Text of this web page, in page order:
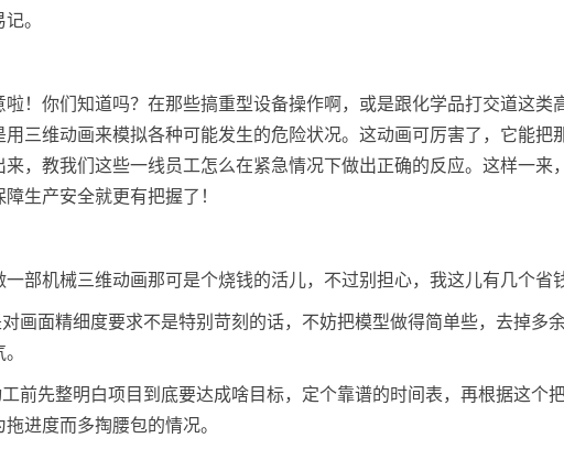
。
啦！你们知道吗？在那些搞重型设备操作啊，或是跟化学品打交道这类
三维动画来模拟各种可能发生的危险状况。这动画可厉害了，它能把
，教我们这些一线员工怎么在紧急情况下做出正确的反应。这样一来
生产安全就更有把握了！
部机械三维动画那可是个烧钱的活儿，不过别担心，我这儿有几个省
画面精细度要求不是特别苛刻的话，不妨把模型做得简单些，去掉多
前先整明白项目到底要达成啥目标，定个靠谱的时间表，再根据这个
进度而多掏腰包的情况。